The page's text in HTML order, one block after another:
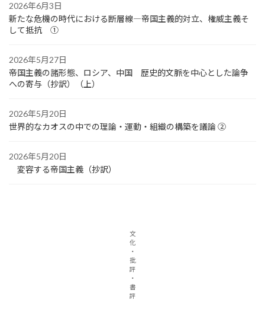
2026年6月3日
新たな危機の時代における断層線―帝国主義的対立、権威主義そ
して抵抗 ①
2026年5月27日
帝国主義の諸形態、ロシア、中国 歴史的文脈を中心とした論争
への寄与（抄訳）（上）
2026年5月20日
世界的なカオスの中での理論・運動・組織の構築を議論 ②
2026年5月20日
変容する帝国主義（抄訳）
文
化
・
批
評
・
書
評